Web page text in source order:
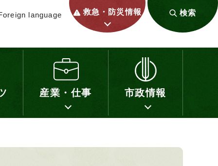
language 救急・防災情報 検索
産業・仕事 市政情報